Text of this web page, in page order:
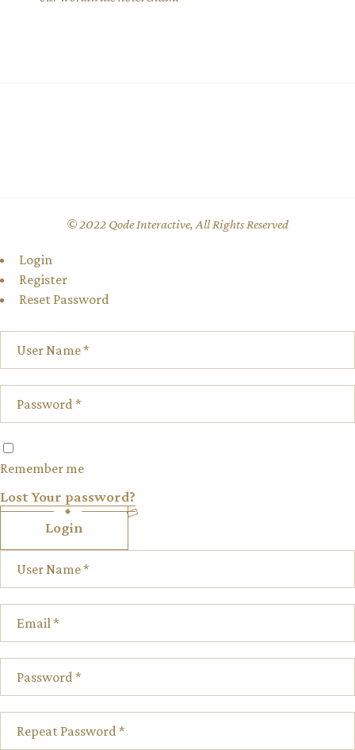
© 2022 Qode Interactive, All Rights Reserved
Login
Register
Reset Password
Remember me
Lost Your password?
Login